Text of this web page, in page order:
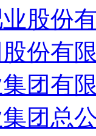
股份
份有
团有
团总